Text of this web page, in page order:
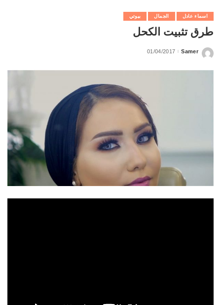
اسماء عادل الجمال بيوتي
طرق تثبيت الكحل
Posted
Samer
01/04/2017